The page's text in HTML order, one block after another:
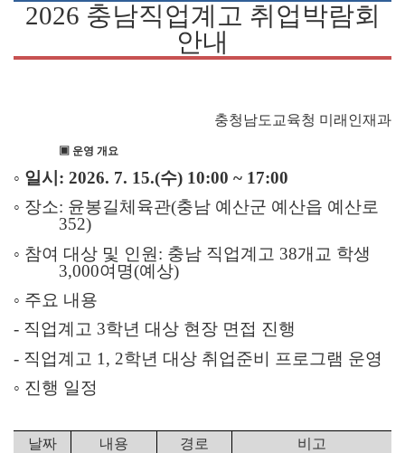
2026 충남직업계고 취업박람회
안내
충청남도교육청 미래인재과
▣ 운영 개요
◦ 일시 : 2026. 7. 15.(수) 10:00 ~ 17:00
◦ 장소: 윤봉길체육관(충남 예산군 예산읍 예산로
352)
◦ 참여 대상 및 인원: 충남 직업계고 38개교 학생
3,000여명(예상)
◦ 주요 내용
- 직업계고 3학년 대상 현장 면접 진행
- 직업계고 1, 2학년 대상 취업준비 프로그램 운영
◦ 진행 일정
날짜 내용 경로 비고